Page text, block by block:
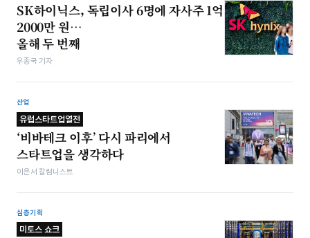
SK하이닉스, 독립이사 6명에 자사주 1억
2000만 원…
올해 두 번째
우종국 기자
산업
유럽스타트업열전
‘비바테크 이후’ 다시 파리에서
스타트업을 생각하다
이은서 칼럼니스트
심층기획
미토스 쇼크